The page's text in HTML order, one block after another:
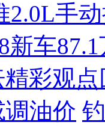
2.0L手
新车
彩观点
调油价